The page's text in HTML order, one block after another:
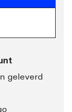
geleverd